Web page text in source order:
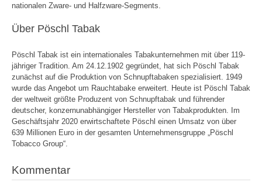
nationalen Zware- und Halfzware-Segments.
Über Pöschl Tabak
Pöschl Tabak ist ein internationales Tabakunternehmen mit über 119-
jähriger Tradition. Am 24.12.1902 gegründet, hat sich Pöschl Tabak
zunächst auf die Produktion von Schnupftabaken spezialisiert. 1949
wurde das Angebot um Rauchtabake erweitert. Heute ist Pöschl Tabak
der weltweit größte Produzent von Schnupftabak und führender
deutscher, konzernunabhängiger Hersteller von Tabakprodukten. Im
Geschäftsjahr 2020 erwirtschaftete Pöschl einen Umsatz von über
639 Millionen Euro in der gesamten Unternehmensgruppe „Pöschl
Tobacco Group“.
Kommentar